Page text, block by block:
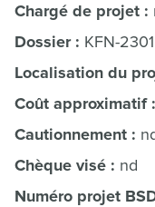
Chargé de projet :
Dossier : KFN-2301
Localisation du
Coût approximatif :
Cautionnement :
Chèque visé : nd
Numéro projet